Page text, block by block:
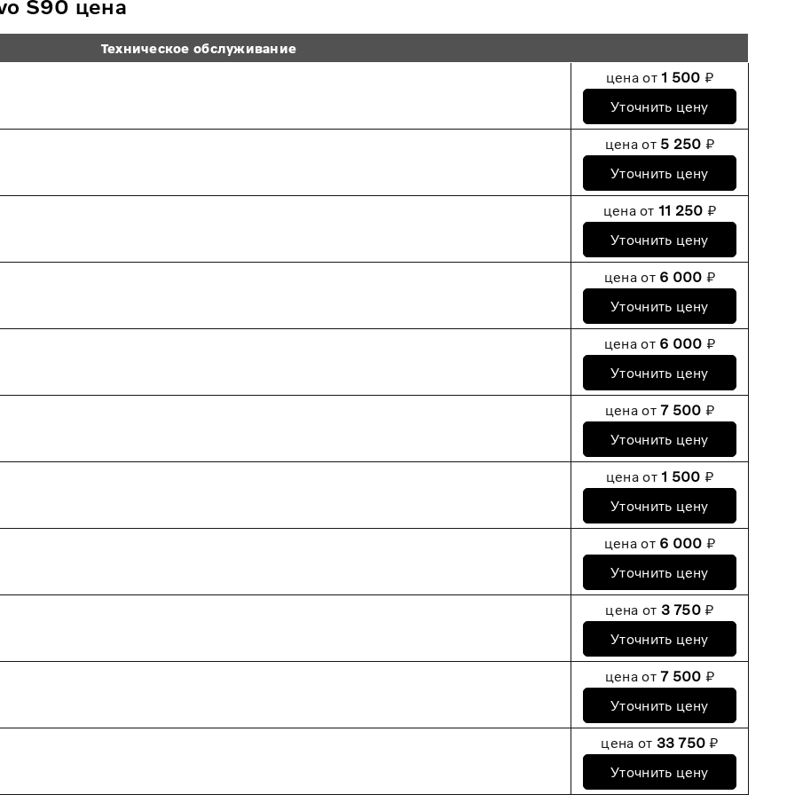
S90 цена
Техническое обслуживание
цена от1 500 ₽
Уточнить цену
цена от 5 250 ₽
Уточнить цену
цена от 11 250 ₽
Уточнить цену
цена от 6 000 ₽
Уточнить цену
цена от 6 000 ₽
Уточнить цену
цена от7 500 ₽
Уточнить цену
цена от1 500 ₽
Уточнить цену
цена от 6 000 ₽
Уточнить цену
цена от 3 750 ₽
Уточнить цену
цена от7 500 ₽
Уточнить цену
цена от 33 750 ₽
Уточнить цену